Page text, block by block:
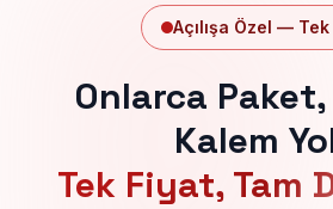
Açılışa Özel —
Onlarca
Kalem
Tek Fiyat, Tam